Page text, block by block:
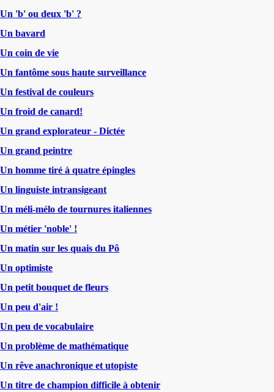
Un 'b' ou deux 'b' ?
Un bavard
Un coin de vie
Un fantôme sous haute surveillance
Un festival de couleurs
Un froid de canard!
Un grand explorateur - Dictée
Un grand peintre
Un homme tiré à quatre épingles
Un linguiste intransigeant
Un méli-mélo de tournures italiennes
Un métier 'noble' !
Un matin sur les quais du Pô
Un optimiste
Un petit bouquet de fleurs
Un peu d'air !
Un peu de vocabulaire
Un problème de mathématique
Un rêve anachronique et utopiste
Un titre de champion difficile à obtenir